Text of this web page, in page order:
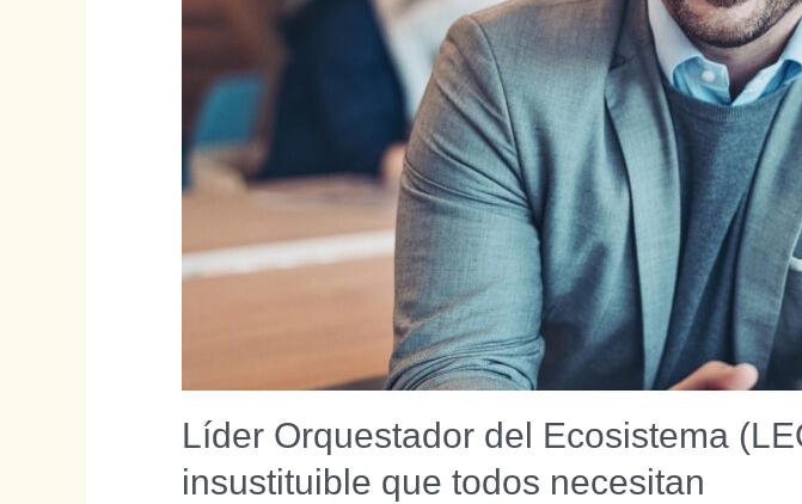
Líder Orquestador del Ecosistema
insustituible que todos necesitan